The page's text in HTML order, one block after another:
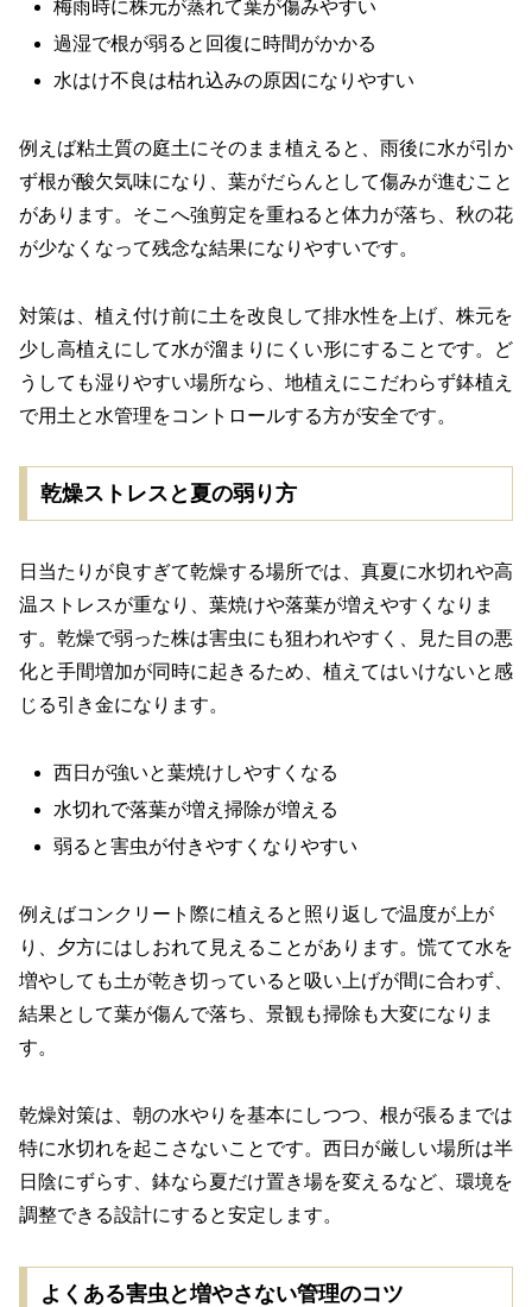
梅雨時に株元が蒸れて葉が傷みやすい
過湿で根が弱ると回復に時間がかかる
水はけ不良は枯れ込みの原因になりやすい
例えば粘土質の庭土にそのまま植えると、雨後に水が引か
ず根が酸欠気味になり、葉がだらんとして傷みが進むこと
があります。そこへ強剪定を重ねると体力が落ち、秋の花
が少なくなって残念な結果になりやすいです。
対策は、植え付け前に土を改良して排水性を上げ、株元を
少し高植えにして水が溜まりにくい形にすることです。ど
うしても湿りやすい場所なら、地植えにこだわらず鉢植え
で用土と水管理をコントロールする方が安全です。
乾燥ストレスと夏の弱り方
日当たりが良すぎて乾燥する場所では、真夏に水切れや高
温ストレスが重なり、葉焼けや落葉が増えやすくなりま
す。乾燥で弱った株は害虫にも狙われやすく、見た目の悪
化と手間増加が同時に起きるため、植えてはいけないと感
じる引き金になります。
西日が強いと葉焼けしやすくなる
水切れで落葉が増え掃除が増える
弱ると害虫が付きやすくなりやすい
例えばコンクリート際に植えると照り返しで温度が上が
り、夕方にはしおれて見えることがあります。慌てて水を
増やしても土が乾き切っていると吸い上げが間に合わず、
結果として葉が傷んで落ち、景観も掃除も大変になりま
す。
乾燥対策は、朝の水やりを基本にしつつ、根が張るまでは
特に水切れを起こさないことです。西日が厳しい場所は半
日陰にずらす、鉢なら夏だけ置き場を変えるなど、環境を
調整できる設計にすると安定します。
よくある害虫と増やさない管理のコツ